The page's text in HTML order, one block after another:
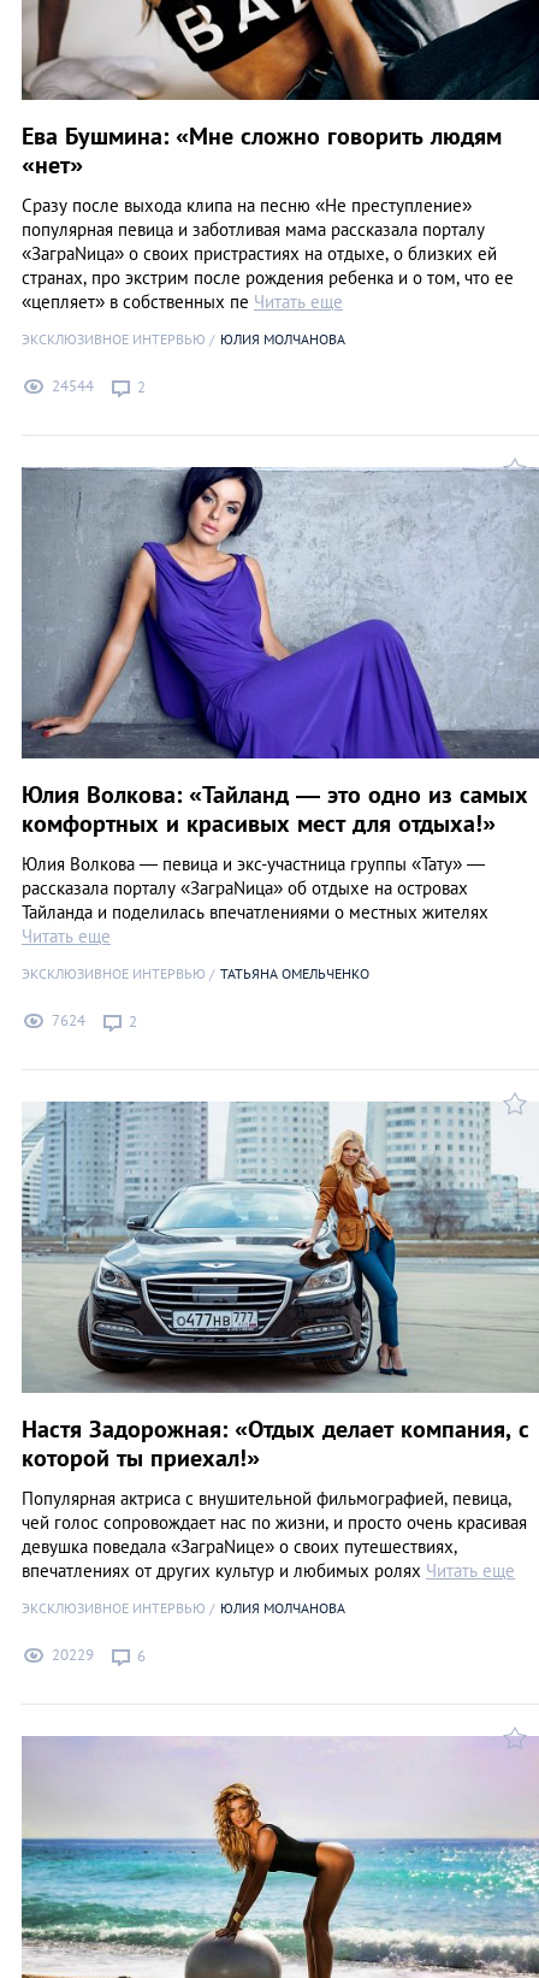
Ева Бушмина: «Мне сложно говорить людям
«нет»
Сразу после выхода клипа на песню «Не преступление»
популярная певица и заботливая мама рассказала порталу
«ЗаграNица» о своих пристрастиях на отдыхе, о близких ей
странах, про экстрим после рождения ребенка и о том, что ее
«цепляет» в собственных пе Читать еще
ЭКСКЛЮЗИВНОЕ ИНТЕРВЬЮ ЮЛИЯ МОЛЧАНОВА
24544 2
Юлия Волкова: «Тайланд — это одно из самых
комфортных и красивых мест для отдыха!»
Юлия Волкова — певица и экс-участница группы «Тату» —
рассказала порталу «ЗаграNица» об отдыхе на островах
Тайланда и поделилась впечатлениями о местных жителях
Читать еще
ЭКСКЛЮЗИВНОЕ ИНТЕРВЬЮ ТАТЬЯНА ОМЕЛЬЧЕНКО
7624 2
Настя Задорожная: «Отдых делает компания, с
которой ты приехал!»
Популярная актриса с внушительной фильмографией, певица,
чей голос сопровождает нас по жизни, и просто очень красивая
девушка поведала «ЗаграNице» о своих путешествиях,
впечатлениях от других культур и любимых ролях Читать еще
ЭКСКЛЮЗИВНОЕ ИНТЕРВЬЮ ЮЛИЯ МОЛЧАНОВА
20229 6